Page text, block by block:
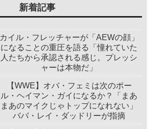
新着記事
カイル・フレッチャーが「AEWの顔」
になることの重圧を語る「憧れていた
人たちから承認される感じ。プレッシ
ャーは本物だ」
【WWE】オバ・フェミは次のポー
ル・ヘイマン・ガイになるか？「まあ
まあのマイクじゃトップになれない」
ババ・レイ・ダッドリーが指摘